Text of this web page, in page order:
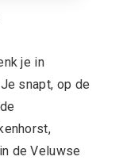
je in
snapt, op de
de Veluwse